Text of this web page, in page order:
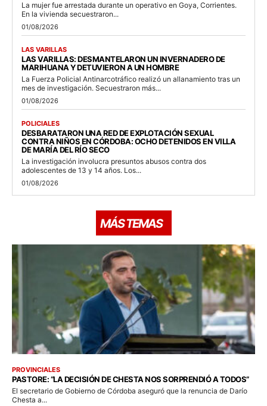
La mujer fue arrestada durante un operativo en Goya, Corrientes.
En la vivienda secuestraron...
01/08/2026
LAS VARILLAS
LAS VARILLAS: DESMANTELARON UN INVERNADERO DE
MARIHUANA Y DETUVIERON A UN HOMBRE
La Fuerza Policial Antinarcotráfico realizó un allanamiento tras un
mes de investigación. Secuestraron más...
01/08/2026
POLICIALES
DESBARATARON UNA RED DE EXPLOTACIÓN SEXUAL
CONTRA NIÑOS EN CÓRDOBA: OCHO DETENIDOS EN VILLA
DE MARÍA DEL RÍO SECO
La investigación involucra presuntos abusos contra dos
adolescentes de 13 y 14 años. Los...
01/08/2026
MÁS TEMAS
PROVINCIALES
PASTORE: “LA DECISIÓN DE CHESTA NOS SORPRENDIÓ A TODOS”
El secretario de Gobierno de Córdoba aseguró que la renuncia de Darío
Chesta a...